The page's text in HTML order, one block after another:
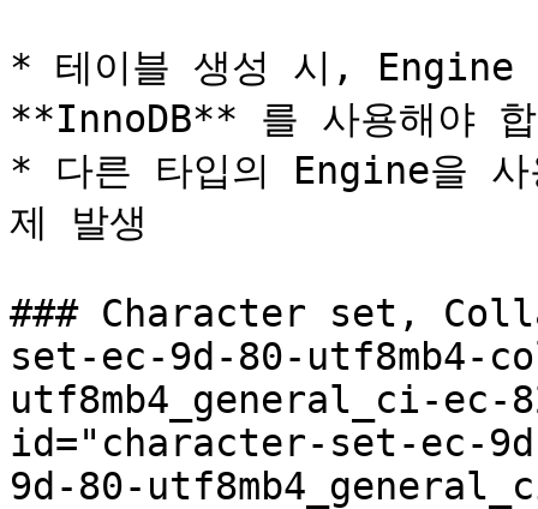
* 테이블 생성 시, Engine
**InnoDB** 를 사용해야
* 다른 타입의 Engine을 사
제 발생
### Character set,
set-ec-9d-80-utf8mb4-
utf8mb4_general_ci-ec-
id="character-set-ec-
9d-80-